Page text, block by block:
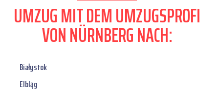
UMZUG MIT DEM UMZUGSPROFI
VON NÜRNBERG NACH:
Białystok
Elbląg